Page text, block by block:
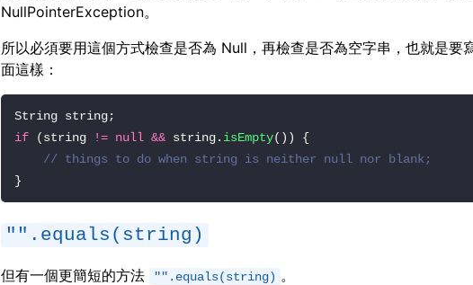
NullPointerException。
所以必須要用這個方式檢查是否為 Null，再檢查是否為空字串，也就是要
面這樣：
if (string != null && string. isEmpty
// things to do when string is neither null nor blank;
"".equals(string)
但有一個更簡短的方法 "".equals(string) 。